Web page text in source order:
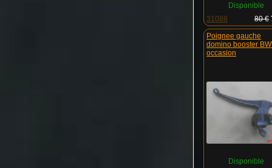
Disponible
31088
80 €
Poignee gauche
domino booster
occasion
Disponible